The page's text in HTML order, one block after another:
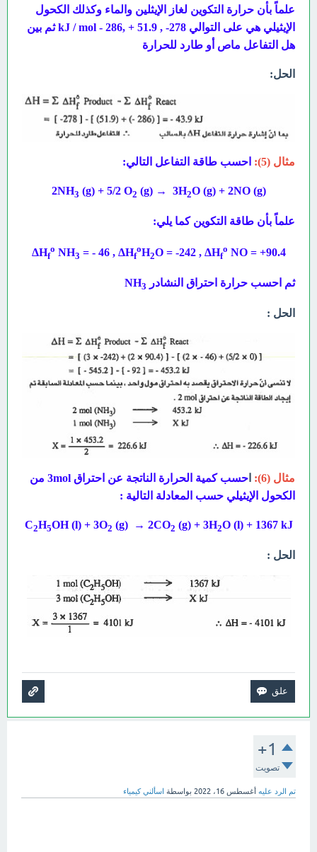
علماً بأن حرارة التكوين لغاز الإيثلين والماء وكذلك الكحول
الإيثيلي هي على التوالي 278- ,
kJ / molثم بين
هل التفاعل ماص أو طارد للحرارة
الحل:
مثال (5): احسب طاقة التفاعل التالي:
2NH3 (g) + 5/2 O2 (g) → 3H2O (g) + 2NO(g)
علماً بأن طاقة التكوين كما يلي:
ΔH
f
o NH3 = - 46 , ΔHf
oH2O = -242 , ΔHf
o NO = +90.4
ثم احسب حرارة احتراق النشادر NH 3
الحل :
مثال (6):
حسب كمية الحرارة الناتجة عن احتراق 3mol من
الكحول الإيثيلي حسب المعادلة التالية :
C2H5OH (l) + 3O2 (g) → 2CO2 (g) + 3H2O (l) + 1367 kJ
الحل :
+1
تصويت
تم الرد عليه أغسطس 16، 2022 بواسطة اسألني كيمياء